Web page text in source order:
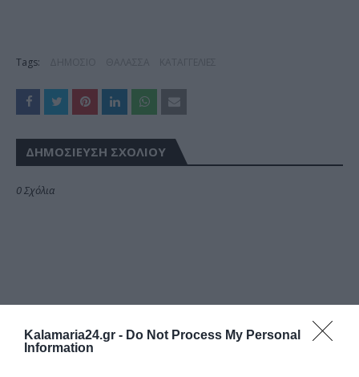
Kalamaria24.gr - Do Not Process My Personal
Information
Tags:
ΔΗΜΟΣΊΕΥΣΗ ΣΧΟΛΊΟΥ
0 Σχόλια